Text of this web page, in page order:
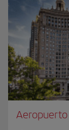
Aeropuerto